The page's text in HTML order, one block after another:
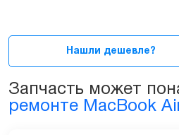
сборе
MacBook
Air
Нашли дешевле?
Запчасть может
ремонте MacBook